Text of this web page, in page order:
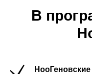
В
НооГеновские